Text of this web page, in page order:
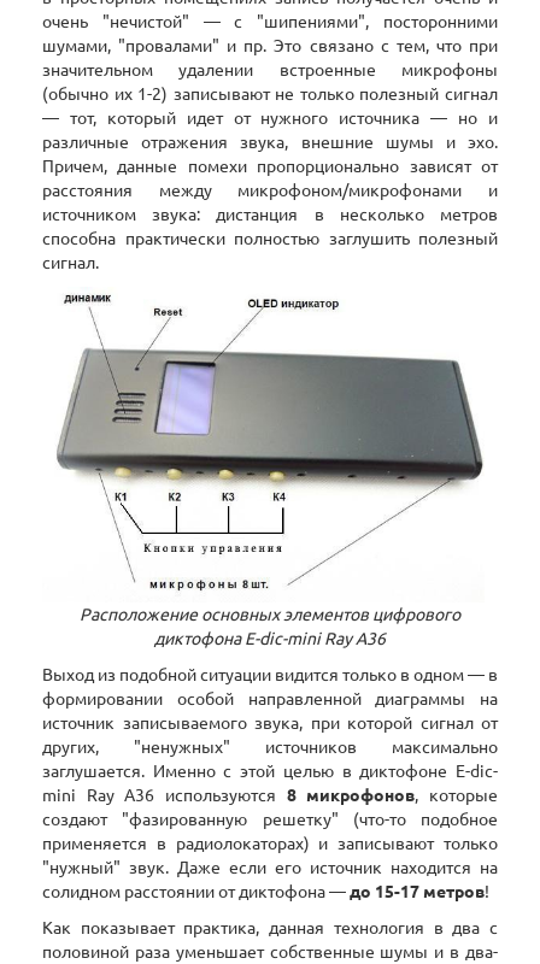
очень "нечистой" — с "шипениями", посторонними
шумами, "провалами" и пр. Это связано с тем, что при
значительном удалении встроенные микрофоны
(обычно их 1-2) записывают не только полезный сигнал
— тот, который идет от нужного источника — но и
различные отражения звука, внешние шумы и эхо.
Причем, данные помехи пропорционально зависят от
расстояния между микрофоном/микрофонами и
источником звука: дистанция в несколько метров
способна практически полностью заглушить полезный
сигнал.
Расположение основных элементов цифрового
диктофона E-dic-mini Ray А36
Выход из подобной ситуации видится только в одном — в
формировании особой направленной диаграммы на
источник записываемого звука, при которой сигнал от
других, "ненужных" источников максимально
заглушается. Именно с этой целью в диктофоне E-dic-
mini Ray А36 используются 8 микрофонов, которые
создают "фазированную решетку" (что-то подобное
применяется в радиолокаторах) и записывают только
"нужный" звук. Даже если его источник находится на
солидном расстоянии от диктофона —до 15-17 метров!
Как показывает практика, данная технология в два с
половиной раза уменьшает собственные шумы и в два-